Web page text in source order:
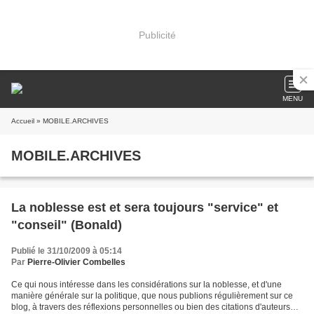
Publicité
MENU
Accueil » MOBILE.ARCHIVES
MOBILE.ARCHIVES
La noblesse est et sera toujours "service" et
"conseil" (Bonald)
Publié le 31/10/2009 à 05:14
Par Pierre-Olivier Combelles
Ce qui nous intéresse dans les considérations sur la noblesse, et d'une
manière générale sur la politique, que nous publions régulièrement sur ce
blog, à travers des réflexions personnelles ou bien des citations d'auteurs